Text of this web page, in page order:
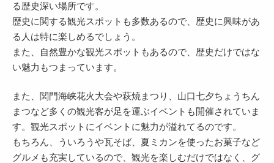
る歴史深い場所です。
歴史に関する観光スポットも多数あるので、歴史に興味があ
る人は特に楽しめるでしょう。
また、自然豊かな観光スポットもあるので、歴史だけではな
い魅力もつまっています。
また、関門海峡花火大会や萩焼まつり、山口七夕ちょうちん
まつなど多くの観光客が足を運ぶイベントも開催されていま
す。観光スポットにイベントに魅力が溢れてるのです。
もちろん、ういろうや瓦そば、夏ミカンを使ったお菓子など
グルメも充実しているので、観光を楽しむだけではなく、グ